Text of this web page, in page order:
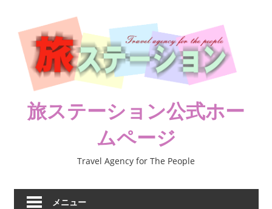
旅ステーション公式ホー
ムページ
Travel Agency for The People
メニュー